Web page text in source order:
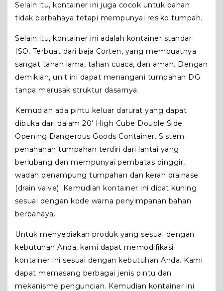
Selain itu, kontainer ini juga cocok untuk bahan
tidak berbahaya tetapi mempunyai resiko tumpah.
Selain itu, kontainer ini adalah kontainer standar
ISO. Terbuat dari baja Corten, yang membuatnya
sangat tahan lama, tahan cuaca, dan aman. Dengan
demikian, unit ini dapat menangani tumpahan DG
tanpa merusak struktur dasarnya.
Kemudian ada pintu keluar darurat yang dapat
dibuka dari dalam 20′ High Cube Double Side
Opening Dangerous Goods Container. Sistem
penahanan tumpahan terdiri dari lantai yang
berlubang dan mempunyai pembatas pinggir,
wadah penampung tumpahan dan keran drainase
(drain valve). Kemudian kontainer ini dicat kuning
sesuai dengan kode warna penyimpanan bahan
berbahaya.
Untuk menyediakan produk yang sesuai dengan
kebutuhan Anda, kami dapat memodifikasi
kontainer ini sesuai dengan kebutuhan Anda. Kami
dapat memasang berbagai jenis pintu dan
mekanisme penguncian. Kemudian kontainer ini